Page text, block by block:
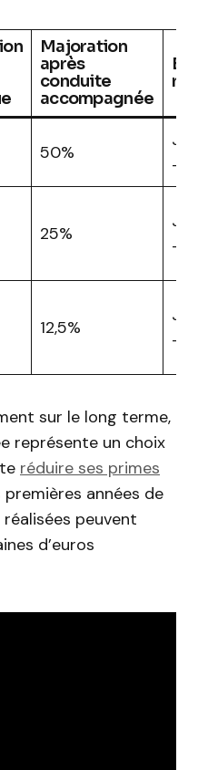
Majoration
après
conduite
accompagnée
50%
-
25%
-
12,5%
-
sur le long terme,
représente un choix
réduire ses primes
premières années de
peuvent
d’euros